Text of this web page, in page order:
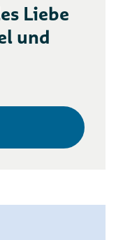
Liebe
und